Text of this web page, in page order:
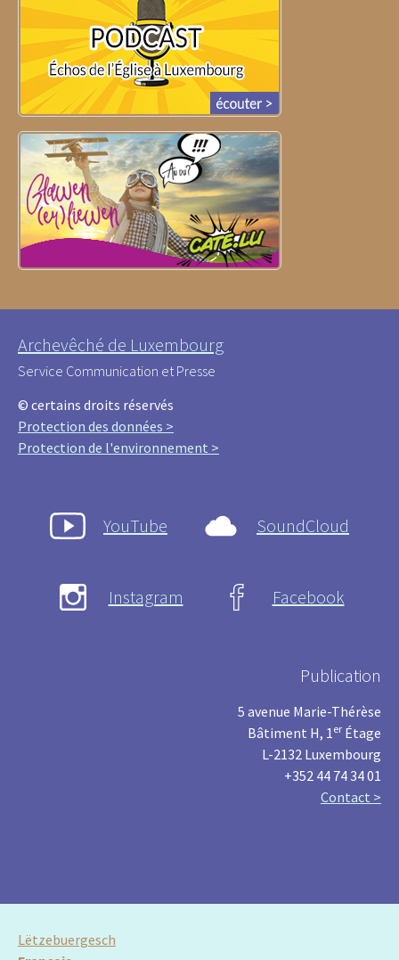
Archevêché de Luxembourg
Service Communication et Presse
© certains droits réservés
Protection des données >
Protection de l'environnement >
YouTube SoundCloud
Instagram Facebook
Publication
5 avenue Marie-Thérèse
Bâtiment H, 1 er Étage
L-2132 Luxembourg
+352 44 74 34 01
Contact >
Lëtzebuergesch